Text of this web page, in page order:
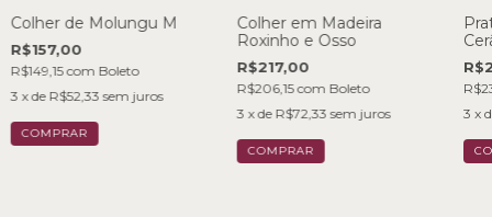
Colher de Molungu M
R$157,00
R$149,15com Boleto
3 x de R$52,33 sem juros
Colher em Madeira
Roxinho e Osso
R$217,00
R$206,15com Boleto
3 x de R$72,33 sem juros
3 x